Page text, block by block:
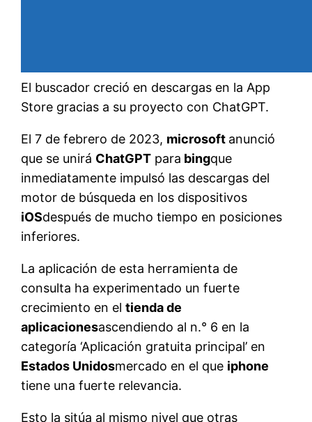
El buscador creció en descargas en la App
Store gracias a su proyecto con ChatGPT.
El 7 de febrero de 2023, microsoft anunció
que se unirá ChatGPT para bingque
inmediatamente impulsó las descargas del
motor de búsqueda en los dispositivos
iOSdespués de mucho tiempo en posiciones
inferiores.
La aplicación de esta herramienta de
consulta ha experimentado un fuerte
crecimiento en eltienda de
aplicacionesascendiendo al n.° 6 en la
categoría ‘Aplicación gratuita principal’ en
Estados Unidosmercado en el que iphone
tiene una fuerte relevancia.
Esto la sitúa al mismo nivel que otras